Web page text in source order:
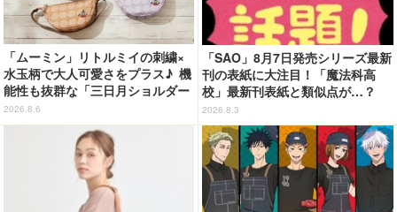
「ムーミン」リトルミイの刺繍×
水玉柄で大人可愛さをプラス♪ 機
能性も抜群な「三日月ショルダー
バッグ」が新登場
2026.8.6
「SAO」8月7日発売シリーズ最新
刊の表紙に大注目！「魔法科高
校」最新刊表紙と類似点が…？
2026.8.3